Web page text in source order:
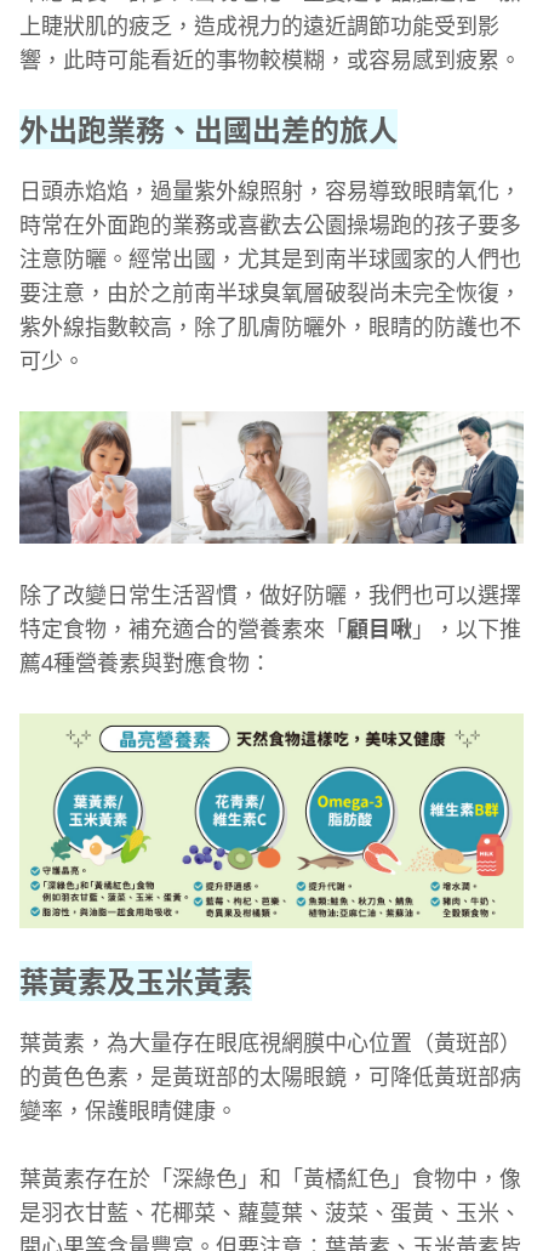
上睫狀肌的疲乏，造成視力的遠近調節功能受到影
響，此時可能看近的事物較模糊，或容易感到疲累。
外出跑業務、出國出差的旅人
日頭赤焰焰，過量紫外線照射，容易導致眼睛氧化，
時常在外面跑的業務或喜歡去公園操場跑的孩子要多
注意防曬。經常出國，尤其是到南半球國家的人們也
要注意，由於之前南半球臭氧層破裂尚未完全恢復，
紫外線指數較高，除了肌膚防曬外，眼睛的防護也不
可少。
除了改變日常生活習慣，做好防曬，我們也可以選擇
特定食物，補充適合的營養素來「顧目啾 」，以下推
薦4種營養素與對應食物：
葉黃素及玉米黃素
葉黃素，為大量存在眼底視網膜中心位置（黃斑部）
的黃色色素，是黃斑部的太陽眼鏡，可降低黃斑部病
變率，保護眼睛健康。
葉黃素存在於「深綠色」和「黃橘紅色」食物中，像
是羽衣甘藍、花椰菜、蘿蔓葉、菠菜、蛋黃、玉米、